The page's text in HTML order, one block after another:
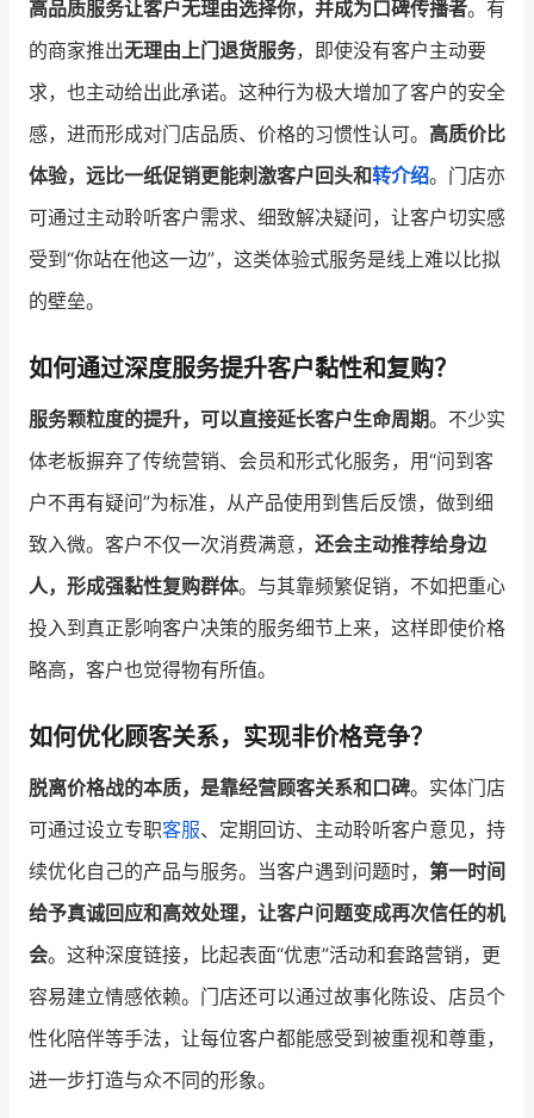
高品质服务让客户无理由选择你，并成为口碑传播者。有
的商家推出无理由上门退货服务，即使没有客户主动要
求，也主动给出此承诺。这种行为极大增加了客户的安全
感，进而形成对门店品质、价格的习惯性认可。 高质价比
体验，远比一纸促销更能刺激客户回头和转介绍。门店亦
可通过主动聆听客户需求、细致解决疑问，让客户切实感
受到“你站在他这一边”，这类体验式服务是线上难以比拟
的壁垒。
如何通过深度服务提升客户黏性和复购？
服务颗粒度的提升，可以直接延长客户生命周期。不少实
体老板摒弃了传统营销、会员和形式化服务，用“问到客
户不再有疑问”为标准，从产品使用到售后反馈，做到细
致入微。客户不仅一次消费满意， 还会主动推荐给身边
人，形成强黏性复购群体。与其靠频繁促销，不如把重心
投入到真正影响客户决策的服务细节上来，这样即使价格
略高，客户也觉得物有所值。
如何优化顾客关系，实现非价格竞争？
脱离价格战的本质，是靠经营顾客关系和口碑。实体门店
可通过设立专职客服、定期回访、主动聆听客户意见，持
续优化自己的产品与服务。当客户遇到问题时， 第一时间
给予真诚回应和高效处理，让客户问题变成再次信任的机
会。这种深度链接，比起表面“优恵”活动和套路营销，更
容易建立情感依赖。门店还可以通过故事化陈设、店员个
性化陪伴等手法，让每位客户都能感受到被重视和尊重，
进一步打造与众不同的形象。